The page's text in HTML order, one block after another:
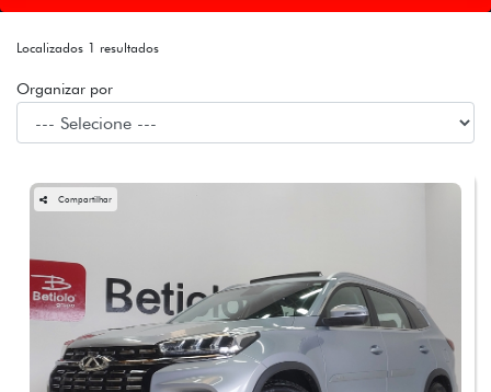
Localizados 1 resultados
Organizar por
Compartilhar